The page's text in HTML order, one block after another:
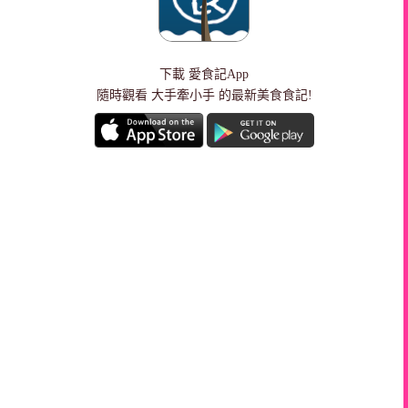
下載 愛食記App
隨時觀看 大手牽小手 的最新美食食記!